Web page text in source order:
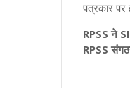
पत्रकार
RPSS ने
RPSS